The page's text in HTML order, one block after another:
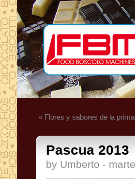
« Flores y sabores de la
Pascua 2013
by Umberto -